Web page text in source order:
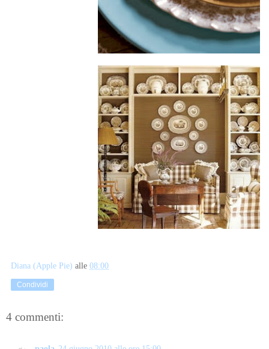
Diana (Apple Pie) alle 08:00
Condividi
4 commenti: